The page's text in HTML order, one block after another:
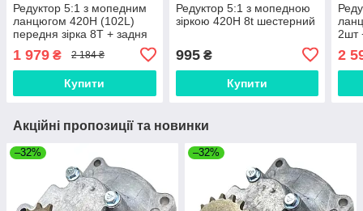
Редуктор 5:1 з мопедним
ланцюгом 420H (102L)
передня зірка 8T + задня
1 979 ₴ 2 184 ₴
Купити
Редуктор 5:1 з мопедною
зіркою 420Н 8t шестерний
995₴
Купити
2шт
2
Акційні пропозиції та новинки
–32% –32%